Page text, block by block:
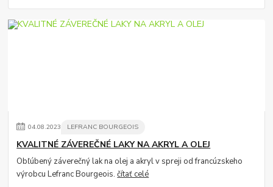
04.08.2023 LEFRANC BOURGEOIS
KVALITNÉ ZÁVEREČNÉ LAKY NA AKRYL A OLEJ
Obľúbený záverečný lak na olej a akryl v spreji od francúzskeho
výrobcu Lefranc Bourgeois.čítať celé